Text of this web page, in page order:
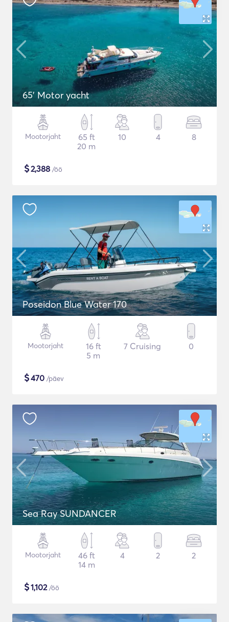
65' Motor yacht
Mootorjaht
65 ft
20 m
10 4 8
$2,388 /öö
Poseidon Blue Water 170
Mootorjaht
16 ft
5 m
7 Cruising 0
$470 /päev
Sea Ray SUNDANCER
Mootorjaht
46 ft
14 m
4 2 2
$1,102/öö